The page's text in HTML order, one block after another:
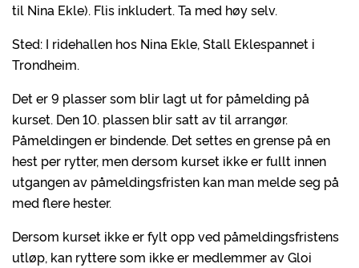
til Nina Ekle). Flis inkludert. Ta med høy selv.
Sted: I ridehallen hos Nina Ekle, Stall Eklespannet i
Trondheim.
Det er 9 plasser som blir lagt ut for påmelding på
kurset. Den 10. plassen blir satt av til arrangør.
Påmeldingen er bindende. Det settes en grense på en
hest per rytter, men dersom kurset ikke er fullt innen
utgangen av påmeldingsfristen kan man melde seg på
med flere hester.
Dersom kurset ikke er fylt opp ved påmeldingsfristens
utløp, kan ryttere som ikke er medlemmer av Gloi